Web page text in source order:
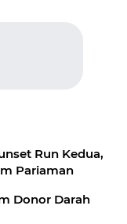
Run Kedua,
Pariaman
Donor Darah